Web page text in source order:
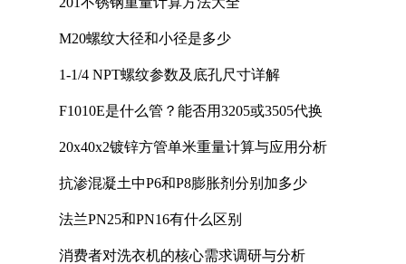
M20螺纹大径和小径是多少
1-1/4 NPT螺纹参数及底孔尺寸详解
F1010E是什么管？能否用3205或3505代换
20x40x2镀锌方管单米重量计算与应用分析
抗渗混凝土中P6和P8膨胀剂分别加多少
法兰PN25和PN16有什么区别
消费者对洗衣机的核心需求调研与分析